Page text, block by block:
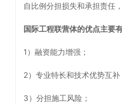
自比例分担损失和承担责任
国际工程联营体的优点主要有
1）融资能力增强；
2）专业特长和技术优势互补
3）分担施工风险；